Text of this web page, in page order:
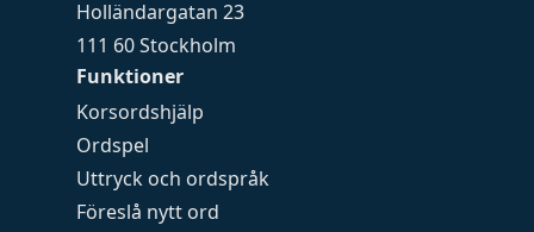
Funktioner
Korsordshjälp
Ordspel
Uttryck och ordspråk
Föreslå nytt ord
Holländargatan 23
111 60 Stockholm